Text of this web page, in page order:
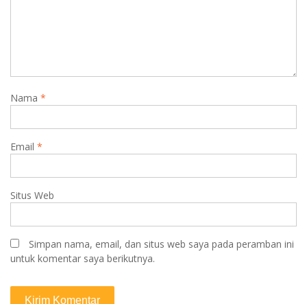
Nama *
Email *
Situs Web
Simpan nama, email, dan situs web saya pada peramban ini
untuk komentar saya berikutnya.